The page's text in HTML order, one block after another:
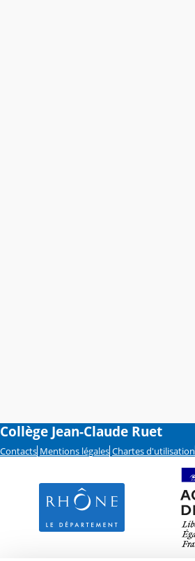
Collège Jean-Claude Ruet
Contacts Mentions légales Chartes d'utilisation